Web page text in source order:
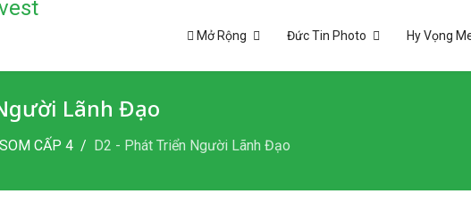
Mở Rộng Đức Tin Photo Hy Vọng
Lãnh Đạo
CẤP 4 D2 - Phát Triển Người Lãnh Đạo